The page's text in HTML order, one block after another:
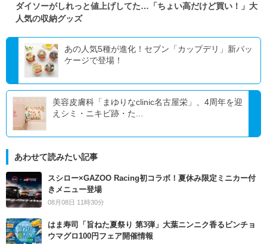
ダイソーがしれっと値上げしてた…「ちょい高だけど買い！」大
人気の収納グッズ
あの人気5種が進化！セブン「カップデリ」新パッ
ケージで登場！
美容皮膚科「まゆりなclinic名古屋栄」、4周年を迎
えシミ・ニキビ跡・た...
あわせて読みたい記事
スシロー×GAZOO Racing初コラボ！夏休み限定ミニカー付
きメニュー登場
08月08日 11時30分
はま寿司「旨ねた夏祭り 第3弾」大葉ニンニク香るビンチョ
ウマグロ100円フェア開催情報